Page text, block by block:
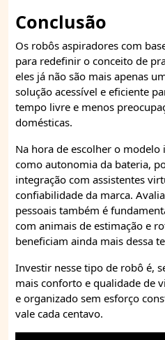
Conclusão
Os robôs aspiradores com
para redefinir o conceito de
eles já não são mais apenas
solução acessível e eficiente
tempo livre e menos
domésticas.
Na hora de escolher o
como autonomia da bateria,
integração com assistentes
confiabilidade da marca.
pessoais também é
com animais de estimação e
beneficiam ainda mais dessa
Investir nesse tipo de robô é,
mais conforto e qualidade de
e organizado sem esforço
vale cada centavo.